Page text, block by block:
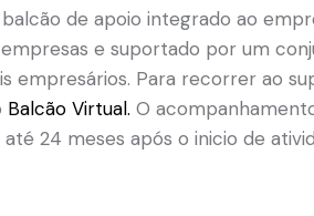
de apoio integrado ao
e suportado por um
empresários. Para recorrer ao
Balcão Virtual. O
24 meses após o inicio de